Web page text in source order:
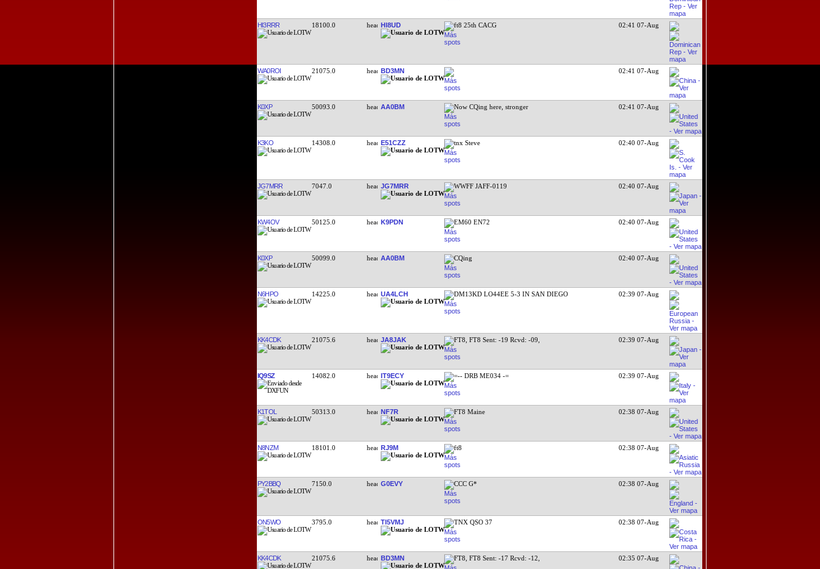
HI3RRR 18100.0 HI8UD ft8 25th CACG 02:41 07-Aug
WA0ROI 21075.0 BD3MN 02:41 07-Aug
K0XP 50093.0 AA0BM Now CQing here, stronger 02:41 07-Aug
K3KO 14308.0 E51CZZ tnx Steve 02:40 07-Aug
JG7MRR 7047.0 JG7MRR WWFF JAFF-0119 02:40 07-Aug
KW4OV 50125.0 K9PDN EM60 EN72 02:40 07-Aug
K0XP 50099.0 AA0BM CQing 02:40 07-Aug
N6HPO 14225.0 UA4LCH DM13KD LO44EE 5-3 IN SAN DIEGO 02:39 07-Aug
KK4CDK 21075.6 JA8JAK FT8, FT8 Sent: -19 Rcvd: -09, 02:39 07-Aug
IQ9SZ 14082.0 IT9ECY =-- DRB ME034 -= 02:39 07-Aug
K1TOL 50313.0 NF7R FT8 Maine 02:38 07-Aug
N8NZM 18101.0 RJ9M ft8 02:38 07-Aug
PY2BBQ 7150.0 G0EVY CCC G* 02:38 07-Aug
ON5WO 3795.0 TI5VMJ TNX QSO 37 02:38 07-Aug
KK4CDK 21075.6 BD3MN FT8, FT8 Sent: -17 Rcvd: -12, 02:35 07-Aug